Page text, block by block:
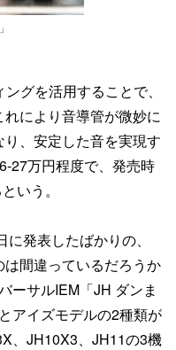
グを活用することで、
により音導管が微妙に
、安定した音を実現す
27万円程度で、発売時
いう。
発表したばかりの、
は間違っているだろうか
ーサルIEM「JH ダンま
アイズモデルの2種類が
、JH10X3、JH11の3機